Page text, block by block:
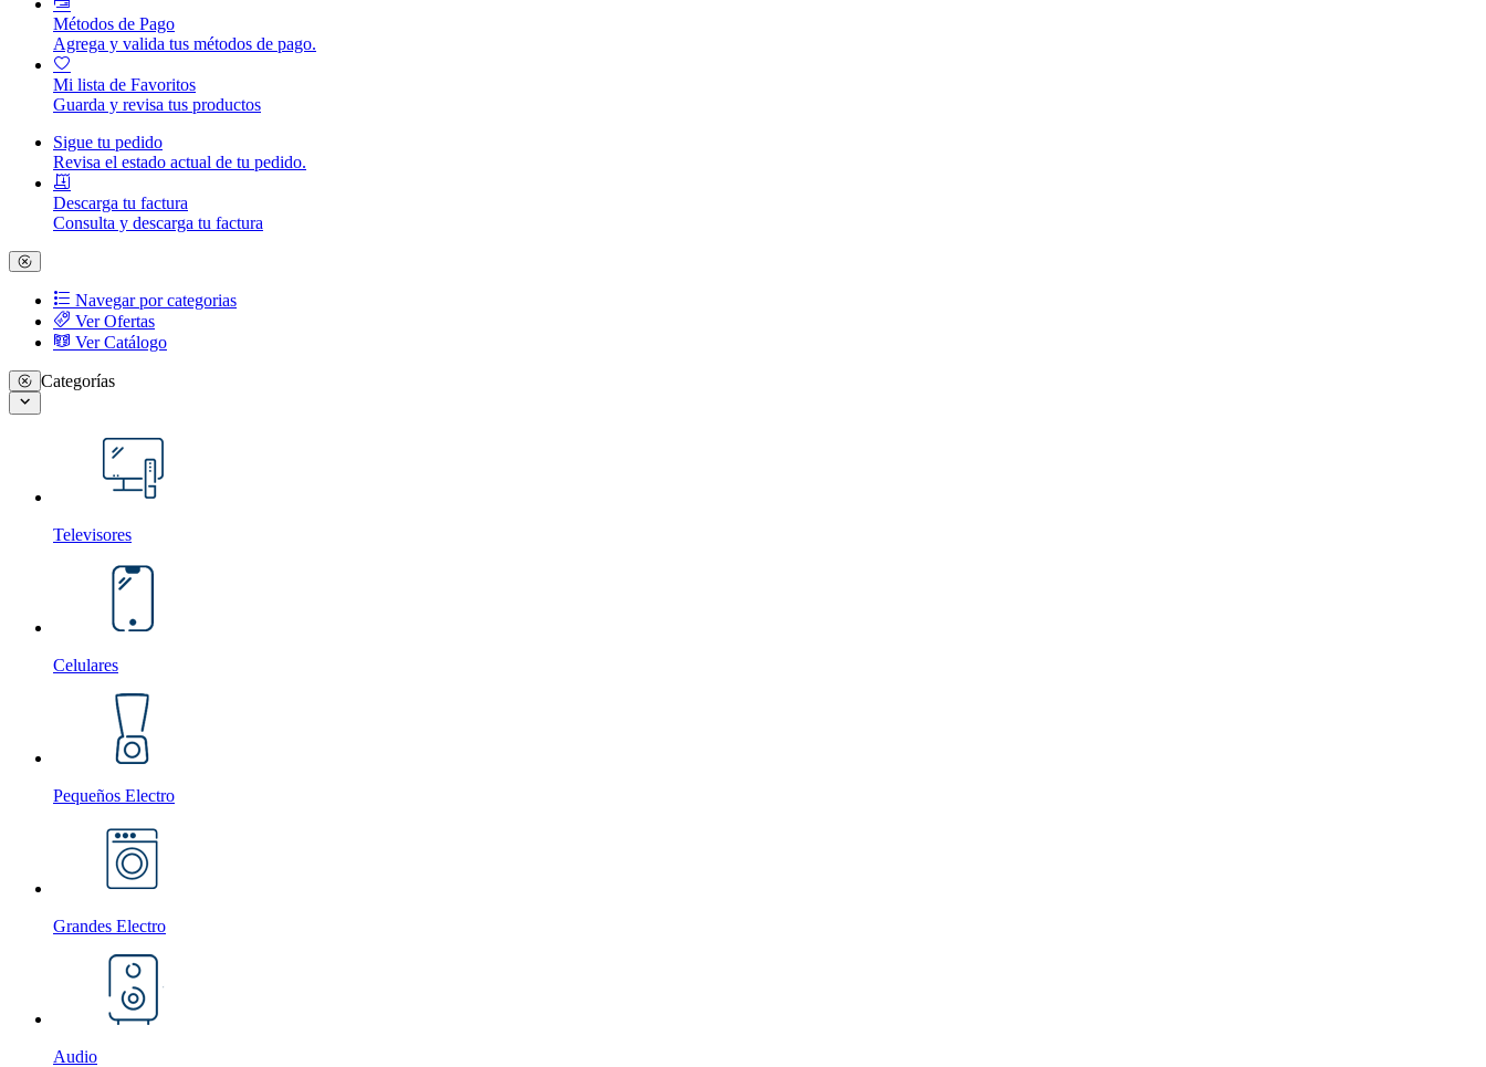
Métodos de Pago
Agrega y valida tus métodos de pago.
Mi lista de Favoritos
Guarda y revisa tus productos
Sigue tu pedido
Revisa el estado actual de tu pedido.
Descarga tu factura
Consulta y descarga tu factura
Navegar por categorias
Ver Ofertas
Ver Catálogo
Categorías
Televisores
Celulares
Pequeños Electro
Grandes Electro
Audio